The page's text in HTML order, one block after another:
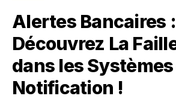
Alertes Bancaires :
Découvrez La
dans les
Notification !